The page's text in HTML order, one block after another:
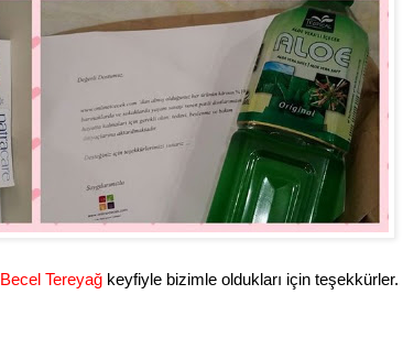
Becel Tereyağ keyfiyle bizimle oldukları için teşekkürler.